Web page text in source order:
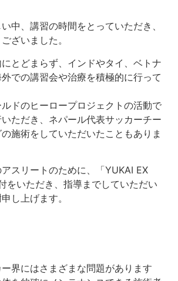
中、講習の時間をとっていただき、
ざいました。
とどまらず、インドやタイ、ベトナ
での講習会や治療を積極的に行って
ドのヒーロープロジェクトの活動で
ただき、ネパール代表サッカーチー
施術をしていただいたこともありま
スリートのために、「YUKAI EX
をいただき、指導までしていただい
し上げます。
界にはさまざまな問題があります